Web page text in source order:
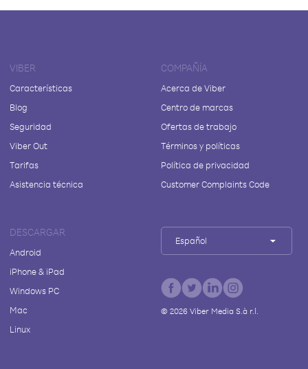
VIBER
Características
Blog
Seguridad
Viber Out
Tarifas
Asistencia técnica
COMPAÑÍA
Acerca de Viber
Centro de marcas
Ofertas de trabajo
Términos y políticas
Política de privacidad
Customer Complaints Code
DESCARGAR
Android
iPhone & iPad
Windows PC
Mac
Linux
Español
© 2026Viber Media S.à r.l.